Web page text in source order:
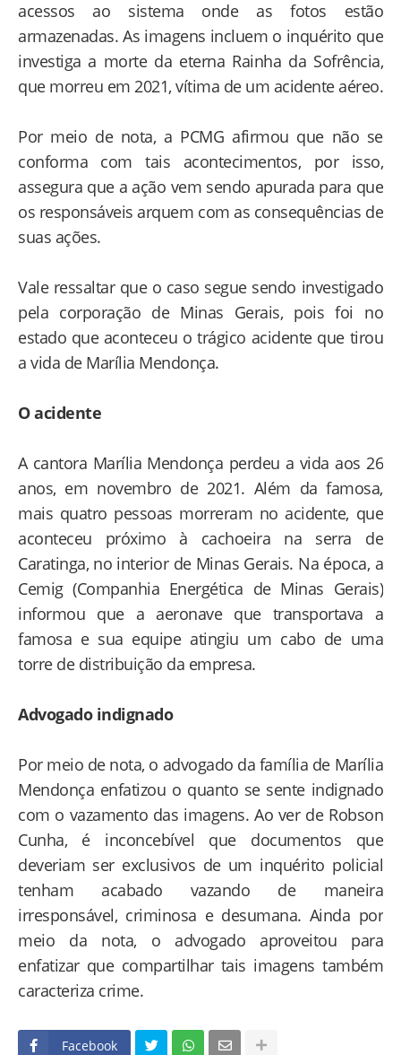
acessos ao sistema onde as fotos estão
armazenadas. As imagens incluem o inquérito que
investiga a morte da eterna Rainha da Sofrência,
que morreu em 2021, vítima de um acidente aéreo.
Por meio de nota, a PCMG afirmou que não se
conforma com tais acontecimentos, por isso,
assegura que a ação vem sendo apurada para que
os responsáveis arquem com as consequências de
suas ações.
Vale ressaltar que o caso segue sendo investigado
pela corporação de Minas Gerais, pois foi no
estado que aconteceu o trágico acidente que tirou
a vida de Marília Mendonça.
O acidente
A cantora Marília Mendonça perdeu a vida aos 26
anos, em novembro de 2021. Além da famosa,
mais quatro pessoas morreram no acidente, que
aconteceu próximo à cachoeira na serra de
Caratinga, no interior de Minas Gerais. Na época, a
Cemig (Companhia Energética de Minas Gerais)
informou que a aeronave que transportava a
famosa e sua equipe atingiu um cabo de uma
torre de distribuição da empresa.
Advogado indignado
Por meio de nota, o advogado da família de Marília
Mendonça enfatizou o quanto se sente indignado
com o vazamento das imagens. Ao ver de Robson
Cunha, é inconcebível que documentos que
deveriam ser exclusivos de um inquérito policial
tenham acabado vazando de maneira
irresponsável, criminosa e desumana. Ainda por
meio da nota, o advogado aproveitou para
enfatizar que compartilhar tais imagens também
caracteriza crime.
Facebook